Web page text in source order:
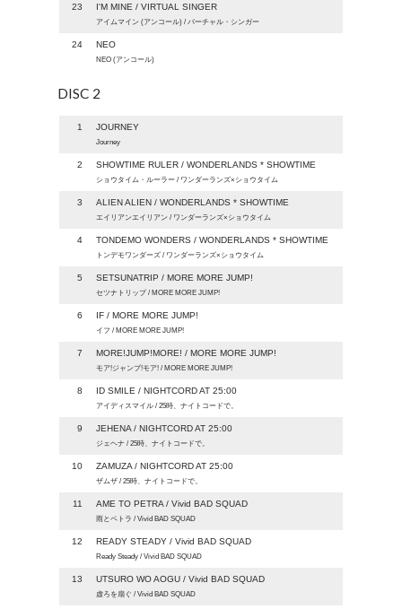
23 I'M MINE / VIRTUAL SINGER
アイムマイン (アンコール) / バーチャル・シンガー
24 NEO
NEO (アンコール)
DISC 2
1 JOURNEY
Journey
2 SHOWTIME RULER / WONDERLANDS * SHOWTIME
ショウタイム・ルーラー / ワンダーランズ×ショウタイム
3 ALIEN ALIEN / WONDERLANDS * SHOWTIME
エイリアンエイリアン / ワンダーランズ×ショウタイム
4 TONDEMO WONDERS / WONDERLANDS * SHOWTIME
トンデモワンダーズ / ワンダーランズ×ショウタイム
5 SETSUNATRIP / MORE MORE JUMP!
セツナトリップ / MORE MORE JUMP!
6 IF / MORE MORE JUMP!
イフ / MORE MORE JUMP!
7 MORE!JUMP!MORE! / MORE MORE JUMP!
モア!ジャンプ!モア! / MORE MORE JUMP!
8 ID SMILE / NIGHTCORD AT 25:00
アイディスマイル / 25時、ナイトコードで。
9 JEHENA / NIGHTCORD AT 25:00
ジェヘナ / 25時、ナイトコードで。
10 ZAMUZA / NIGHTCORD AT 25:00
ザムザ / 25時、ナイトコードで。
11 AME TO PETRA / Vivid BAD SQUAD
雨とペトラ / Vivid BAD SQUAD
12 READY STEADY / Vivid BAD SQUAD
Ready Steady / Vivid BAD SQUAD
13 UTSURO WO AOGU / Vivid BAD SQUAD
虚ろを扇ぐ / Vivid BAD SQUAD